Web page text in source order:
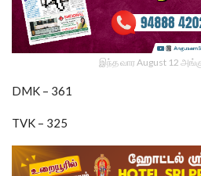
இந்த வார August 12
DMK – 361
TVK – 325